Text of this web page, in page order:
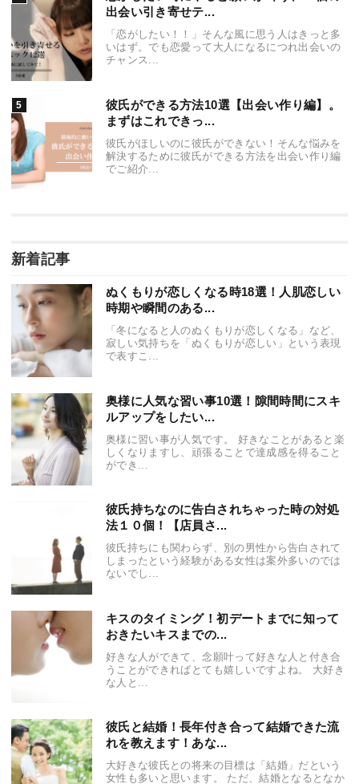
出会い引き寄せテ...
「恋がしたい！！」そんな風に思う人はきっと多
いはず。でも恋愛って大人になるにつれ出会いの
チャンス...
彼氏ができる方法10選【出会い作り編】。
まずはこれできっ...
彼氏がほしいのに彼氏ができない！そんな悩みを
解決するために彼氏ができる方法を出会い作り編
でご紹介...
新着記事
ぬくもりが恋しくなる時18選！人肌恋しい
時期や瞬間のある...
「冬になると人のぬくもりが恋しくなる」など、
寂しい気持ちを「ぬくもりが恋しい」という表現
で表すこ...
奥様に人気な習い事10選！隙間時間にスキ
ルアップをしたい...
奥様に習い事が人気です。 好きなことがあると楽
しくなりますし、頑張ることで達成感を得ること
ができ...
彼氏持ちなのに告白されちゃった時の対処
法１０個！【店員さ...
彼氏持ちにも関わらず、別の男性から告白されて
しまったという経験がある女性は案外多いのでは
ないでし...
キスのタイミング！初デートまでに知って
おきたいキスまでの...
好きな人ができて、念願叶って好きな人と付き合
うことができればとても嬉しいですよね。 大好き
な人と...
彼氏と結婚！長年付き合って結婚できた流
れを教えます！あな...
大好きな彼氏との将来の目標は「結婚」だという
女性も多いと思います。 ただ、結婚となるとなか